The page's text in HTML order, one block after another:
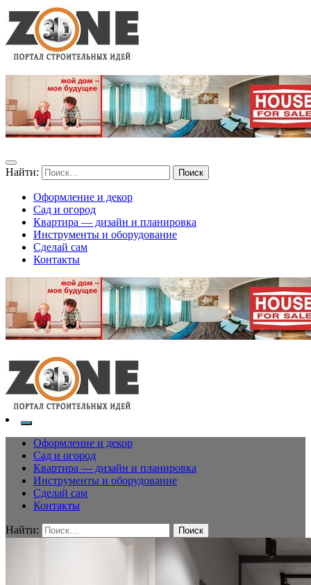
Найти:
Оформление и декор
Сад и огород
Квартира — дизайн и планировка
Инструменты и оборудование
Сделай сам
Контакты
Оформление и декор
Сад и огород
Квартира — дизайн и планировка
Инструменты и оборудование
Сделай сам
Контакты
Найти: